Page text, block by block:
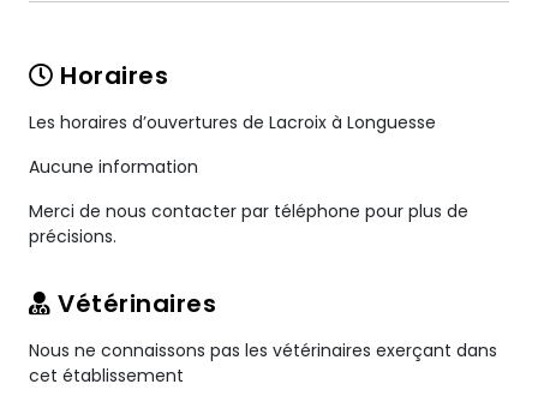
Horaires
Les horaires d’ouvertures de Lacroix à Longuesse
Aucune information
Merci de nous contacter par téléphone pour plus de
précisions.
Vétérinaires
Nous ne connaissons pas les vétérinaires exerçant dans
cet établissement